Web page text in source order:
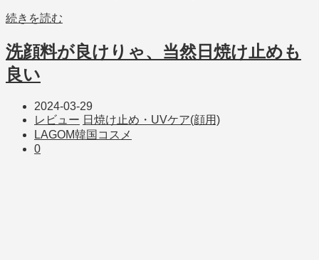
続きを読む
洗顔料が良けりゃ、当然日焼け止めも
良い
2024-03-29
レビュー 日焼け止め・UVケア(顔用)
LAGOM韓国コスメ
0